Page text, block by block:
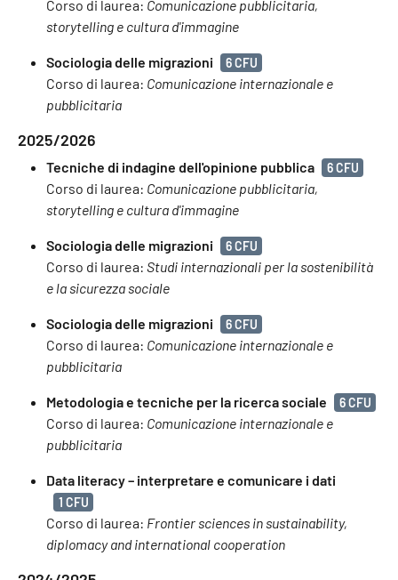
Corso di laurea: Comunicazione pubblicitaria,
storytelling e cultura d'immagine
Sociologia delle migrazioni 6 CFU
Corso di laurea: Comunicazione internazionale e
pubblicitaria
2025/2026
Tecniche di indagine dell'opinione pubblica 6 CFU
Corso di laurea: Comunicazione pubblicitaria,
storytelling e cultura d'immagine
Sociologia delle migrazioni 6 CFU
Corso di laurea: Studi internazionali per la sostenibilità
e la sicurezza sociale
Sociologia delle migrazioni 6 CFU
Corso di laurea: Comunicazione internazionale e
pubblicitaria
Metodologia e tecniche per la ricerca sociale 6 CFU
Corso di laurea: Comunicazione internazionale e
pubblicitaria
Data literacy – interpretare e comunicare i dati
1 CFU
Corso di laurea: Frontier sciences in sustainability,
diplomacy and international cooperation